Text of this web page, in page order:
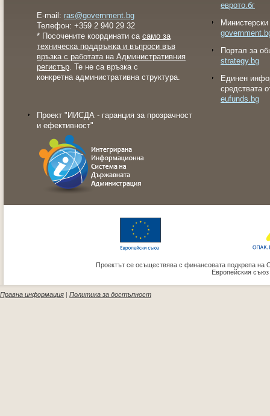
E-mail: ras@government.bg
Телефон: +359 2 940 29 32
* Посочените координати са само за
техническа поддръжка и въпроси във
връзка с работата на Административния
регистър. Те не са връзка с
конкретна административна структура.
Проект "ИИСДА - гаранция за прозрачност
и ефективност"
еврото.бг
Портал за
strategy.bg
Eдинен
средствата
eufunds.bg
Проектът се осъществява с финансовата подкрепа на
Европейския
Правна информация | Политика за достъпност